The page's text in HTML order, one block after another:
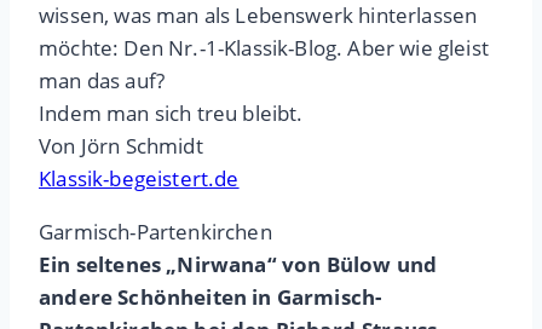
wissen, was man als Lebenswerk hinterlassen
möchte: Den Nr.-1-Klassik-Blog. Aber wie gleist
man das auf?
Indem man sich treu bleibt.
Von Jörn Schmidt
Klassik-begeistert.de
Garmisch-Partenkirchen
Ein seltenes „Nirwana“ von Bülow und
andere Schönheiten in Garmisch-